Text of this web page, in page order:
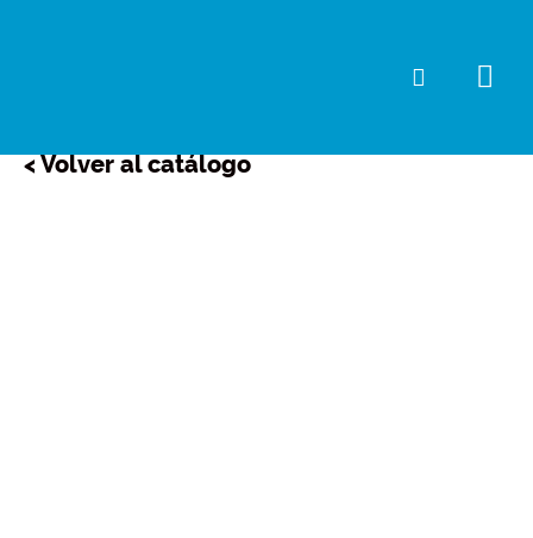
Buscar
< Volver al catálogo